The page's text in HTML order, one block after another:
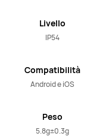
Livello
impermeabile
IP54
Compatibilità
Android e iOS
Peso
5.8g±0.3g